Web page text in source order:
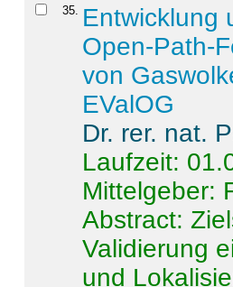
35. Entwicklung
Open-Path-
von
EValOG
Dr. rer. nat.
Laufzeit:
Mittelgeber:
Abstract:
Validierung
und